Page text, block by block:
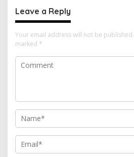
Leave a Reply
Your email address will not be published.
marked *